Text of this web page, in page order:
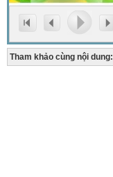
Tham khảo cùng nội dung: